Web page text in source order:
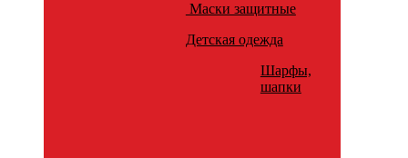
Маски защитные
Детская одежда
Шарфы,
шапки